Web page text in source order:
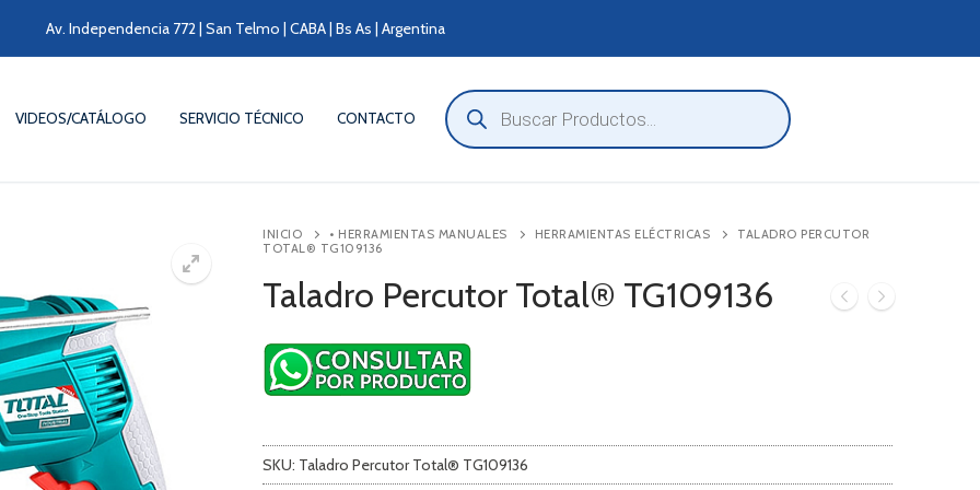
Av. Independencia 772 | San Telmo | CABA | Bs As | Argentina
VIDEOS/CATÁLOGO SERVICIO TÉCNICO CONTACTO
Búsqueda
de
productos
INICIO • HERRAMIENTAS MANUALES HERRAMIENTAS ELÉCTRICAS
TALADRO PERCUTOR
TOTAL® TG109136
Taladro Percutor Total® TG109136
SKU: Taladro Percutor Total® TG109136